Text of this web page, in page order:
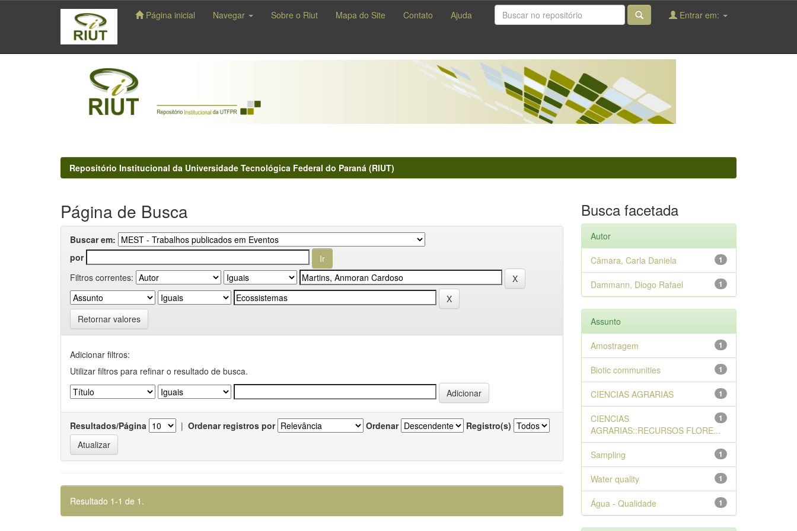
navigation
Página inicial Navegar Sobre o Riut Mapa do Site Contato Ajuda Entrar em:
Repositório Institucional da Universidade Tecnológica Federal do Paraná (RIUT)
Página de Busca
Buscar em:
por
Filtros correntes:
Retornar valores
Adicionar filtros:
Utilizar filtros para refinar o resultado de busca.
Resultados/Página | Ordenar registros por Ordenar Registro(s)
Resultado 1-1 de 1.
Busca facetada
Autor
1
Câmara, Carla Daniela
1
Dammann, Diogo Rafael
Assunto
1
Amostragem
1
Biotic communities
1
CIENCIAS AGRARIAS
1
CIENCIAS
AGRARIAS::RECURSOS FLORE...
1
Sampling
1
Water quality
1
Água - Qualidade